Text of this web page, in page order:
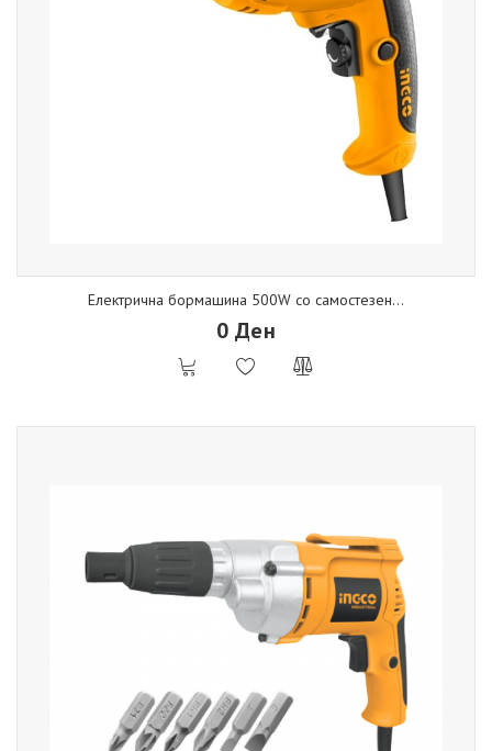
Електрична бормашина 500W со самостезен...
0 Ден